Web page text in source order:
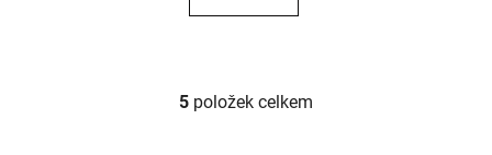
Ovládací prvky výpisu
5 položek celkem